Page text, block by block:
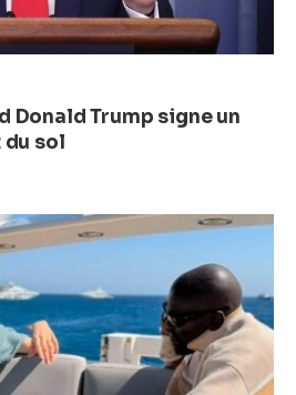
Donald Trump signe un
sol